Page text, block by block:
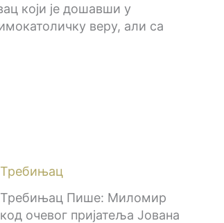
који је дошавши у
веру, али са
Требињац
Требињац Пише: Миломир
очевог пријатеља Јована